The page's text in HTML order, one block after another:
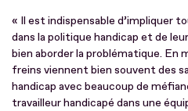
« Il est indispensable d’impliquer
dans la politique handicap et de
bien aborder la problématique. En
freins viennent bien souvent des
handicap avec beaucoup de
travailleur handicapé dans une